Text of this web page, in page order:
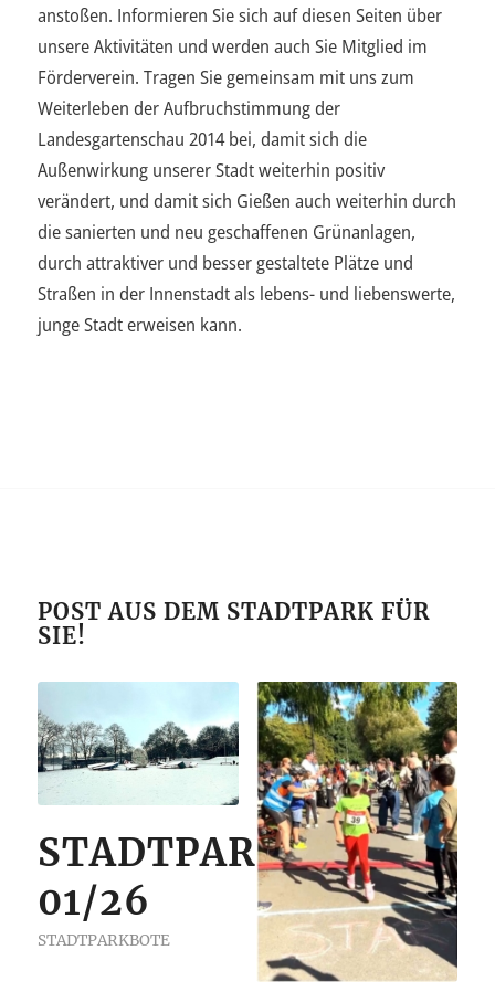
anstoßen. Informieren Sie sich auf diesen Seiten über
unsere Aktivitäten und werden auch Sie Mitglied im
Förderverein. Tragen Sie gemeinsam mit uns zum
Weiterleben der Aufbruchstimmung der
Landesgartenschau 2014 bei, damit sich die
Außenwirkung unserer Stadt weiterhin positiv
verändert, und damit sich Gießen auch weiterhin durch
die sanierten und neu geschaffenen Grünanlagen,
durch attraktiver und besser gestaltete Plätze und
Straßen in der Innenstadt als lebens- und liebenswerte,
junge Stadt erweisen kann.
POST AUS DEM STADTPARK FÜR
SIE!
STADTPARKBOTE
01/26
STADTPARKBOTE